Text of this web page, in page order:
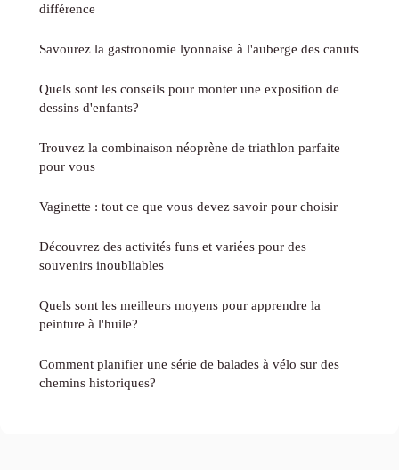
différence
Savourez la gastronomie lyonnaise à l'auberge des canuts
Quels sont les conseils pour monter une exposition de
dessins d'enfants?
Trouvez la combinaison néoprène de triathlon parfaite
pour vous
Vaginette : tout ce que vous devez savoir pour choisir
Découvrez des activités funs et variées pour des
souvenirs inoubliables
Quels sont les meilleurs moyens pour apprendre la
peinture à l'huile?
Comment planifier une série de balades à vélo sur des
chemins historiques?